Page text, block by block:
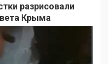
разрисовали
Крыма